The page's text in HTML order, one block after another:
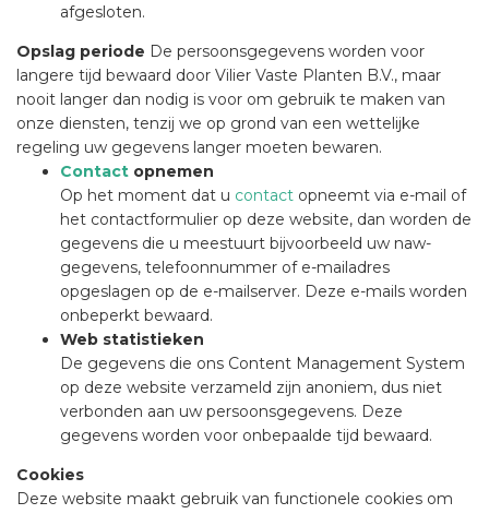
afgesloten.
Opslag periode De persoonsgegevens worden voor
langere tijd bewaard door Vilier Vaste Planten B.V., maar
nooit langer dan nodig is voor om gebruik te maken van
onze diensten, tenzij we op grond van een wettelijke
regeling uw gegevens langer moeten bewaren.
Contact opnemen
Op het moment dat u contact opneemt via e-mail of
het contactformulier op deze website, dan worden de
gegevens die u meestuurt bijvoorbeeld uw naw-
gegevens, telefoonnummer of e-mailadres
opgeslagen op de e-mailserver. Deze e-mails worden
onbeperkt bewaard.
Web statistieken
De gegevens die ons Content Management System
op deze website verzameld zijn anoniem, dus niet
verbonden aan uw persoonsgegevens. Deze
gegevens worden voor onbepaalde tijd bewaard.
Cookies
Deze website maakt gebruik van functionele cookies om